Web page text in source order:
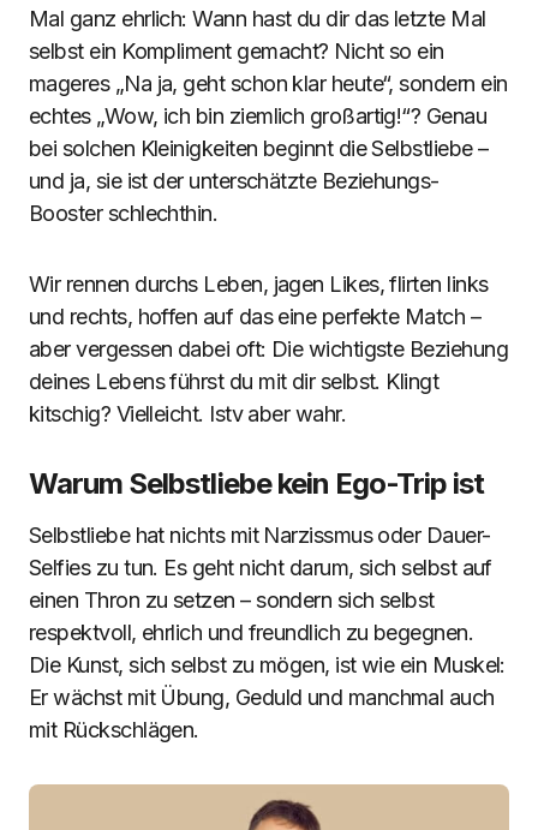
Mal ganz ehrlich: Wann hast du dir das letzte Mal
selbst ein Kompliment gemacht? Nicht so ein
mageres „Na ja, geht schon klar heute“, sondern ein
echtes „Wow, ich bin ziemlich großartig!“? Genau
bei solchen Kleinigkeiten beginnt die Selbstliebe –
und ja, sie ist der unterschätzte Beziehungs-
Booster schlechthin.
Wir rennen durchs Leben, jagen Likes, flirten links
und rechts, hoffen auf das eine perfekte Match –
aber vergessen dabei oft: Die wichtigste Beziehung
deines Lebens führst du mit dir selbst. Klingt
kitschig? Vielleicht. Istv aber wahr.
Warum Selbstliebe kein Ego-Trip ist
Selbstliebe hat nichts mit Narzissmus oder Dauer-
Selfies zu tun. Es geht nicht darum, sich selbst auf
einen Thron zu setzen – sondern sich selbst
respektvoll, ehrlich und freundlich zu begegnen.
Die Kunst, sich selbst zu mögen, ist wie ein Muskel:
Er wächst mit Übung, Geduld und manchmal auch
mit Rückschlägen.